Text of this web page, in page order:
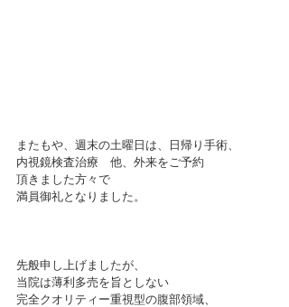
またもや、週末の土曜日は、日帰り手術、
内視鏡検査治療　他、外来をご予約
頂きました方々で
満員御礼となりました。
先般申し上げましたが、
当院は薄利多売を旨としない
完全クオリティー重視型の腹部領域、